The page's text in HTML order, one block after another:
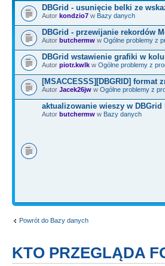
DBGrid - usunięcie belki ze
Autor kondzio7 w Bazy danych
DBGrid - przewijanie rekordów
Autor butchermw w Ogólne problemy z
DBGrid wstawienie grafiki w
Autor piotr.kwlk w Ogólne problemy z
[MSACCESSS][DBGRID] format
Autor Jacek26jw w Ogólne problemy z
aktualizowanie wieszy w DBGrid
Autor butchermw w Bazy danych
Powrót do Bazy danych
KTO PRZEGLĄDA